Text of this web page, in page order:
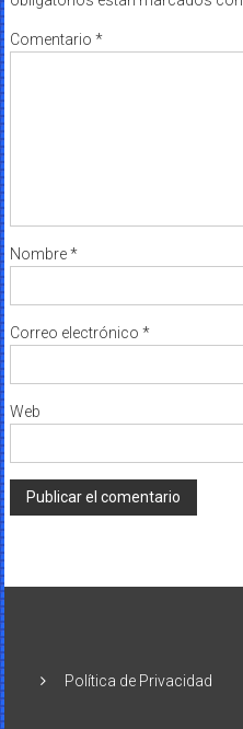
Comentario *
Nombre*
Correo electrónico *
Web
Política de Privacidad